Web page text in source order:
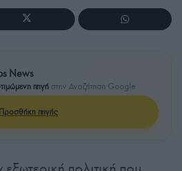
News
πηγή στην Αναζήτηση Google
Προσθήκη πηγής